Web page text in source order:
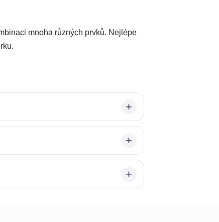
mnoha různých prvků. Nejlépe